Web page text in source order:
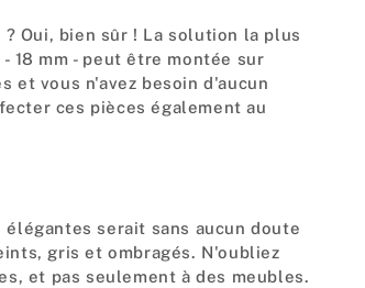
Oui, bien sûr ! La solution la plus
mm - peut être montée sur
et vous n'avez besoin d'aucun
ces pièces également au
serait sans aucun doute
gris et ombragés. N'oubliez
et pas seulement à des meubles.